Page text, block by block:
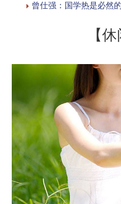
曾仕强：国学热是必然
【